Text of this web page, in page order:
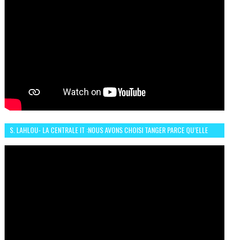
S. LAHLOU- LA CENTRALE IT :NOUS AVONS CHOISI TANGER PARCE QU’ELLE